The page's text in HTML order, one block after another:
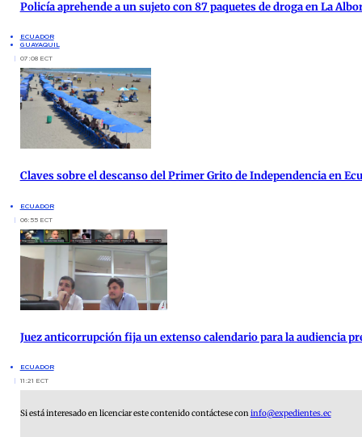
Policía aprehende a un sujeto con 87 paquetes de droga en La
ECUADOR
GUAYAQUIL
07:08 ECT
Claves sobre el descanso del Primer Grito de Independencia en
ECUADOR
06:55 ECT
Juez anticorrupción fija un extenso calendario para la audiencia
ECUADOR
11:21 ECT
Si está interesado en licenciar este contenido contáctese coninfo@expedientes.ec